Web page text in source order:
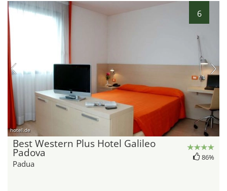
6
hotel.de
Best Western Plus Hotel Galileo
Padova
Padua
86%